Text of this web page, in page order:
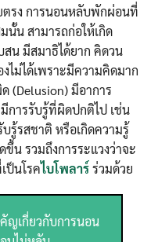
รง การนอนหลับพักผ่อนที่
นั้น สามารถก่อให้เกิด
สน มีสมาธิได้ยาก คิดวน
ไม่ได้เพราะมีความคิดมาก
(Delusion) มีอาการ
การรับรู้ที่ผิดปกติไป เช่น
รู้รสชาติ หรือเกิดความรู้
น รวมถึงการระแวงว่าจะ
ป็นโรคไบโพลาร์ร่วมด้วย
ญเกี่ยวกับการนอน